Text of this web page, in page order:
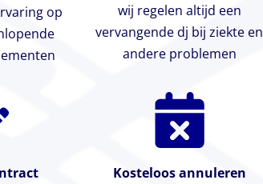
op
wij regelen altijd een
vervangende dj bij ziekte en
andere problemen
Kosteloos annuleren